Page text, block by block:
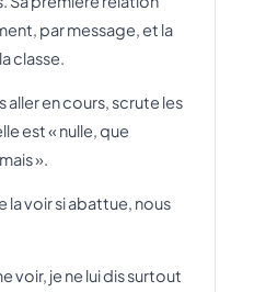
par message, et la
classe.
aller en cours, scrute les
est « nulle, que
».
la voir si abattue, nous
voir, je ne lui dis surtout